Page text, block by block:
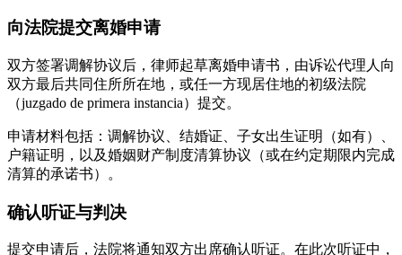
向法院提交离婚申请
双方签署调解协议后，律师起草离婚申请书，由诉讼代理人向
双方最后共同住所所在地，或任一方现居住地的初级法院
（juzgado de primera instancia）提交。
申请材料包括：调解协议、结婚证、子女出生证明（如有）、
户籍证明，以及婚姻财产制度清算协议（或在约定期限内完成
清算的承诺书）。
确认听证与判决
提交申请后，法院将通知双方出席确认听证。在此次听证中，